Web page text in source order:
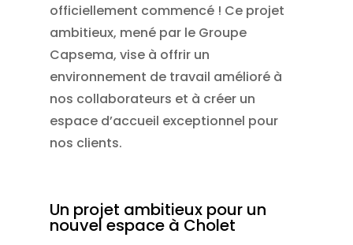
officiellement commencé ! Ce projet
ambitieux, mené par le Groupe
Capsema, vise à offrir un
environnement de travail amélioré à
nos collaborateurs et à créer un
espace d’accueil exceptionnel pour
nos clients.
Un projet ambitieux pour un
nouvel espace à Cholet